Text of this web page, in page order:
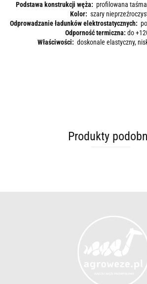
Podstawa konstrukcji węża: profilowana
Kolor: szary
Odprowadzanie ładunków elektrostatycznych:
Odporność termiczna: do
Właściwości: doskonale elastyczny,
Produkty